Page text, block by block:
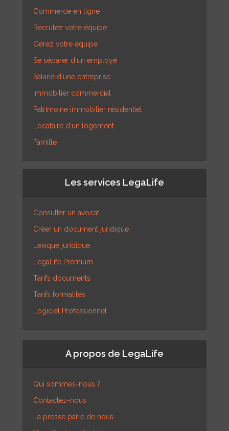
Commerce en ligne
Recrutez votre équipe
Gérez votre équipe
Se séparer d'un employé
Salarié d'une entreprise
Immobilier commercial
Patrimoine immobilier résidentiel
Locataire d'un logement
Famille
Les services LegaLife
Consulter un avocat
Créer un document juridique
Lexique juridique
LegaLife Premium
Tarifs documents
Tarifs formalités
Logiciel Professionnel
A propos de LegaLife
Qui sommes-nous ?
Contactez-nous
La presse parle de nous